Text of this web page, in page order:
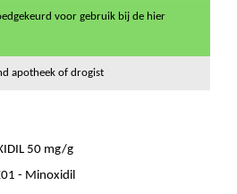
voor gebruik bij de hier
apotheek of drogist
50 mg/g
- Minoxidil